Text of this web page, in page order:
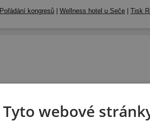
Pořádání kongresů Wellness hotel u Seče Tisk
Tyto webové